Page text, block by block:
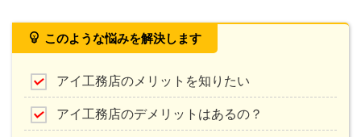
このような悩みを解決します
アイ工務店のメリットを知りたい
アイ工務店のデメリットはあるの？